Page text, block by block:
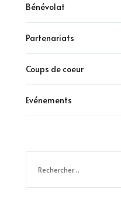
Bénévolat
Partenariats
Coups de coeur
Evénements